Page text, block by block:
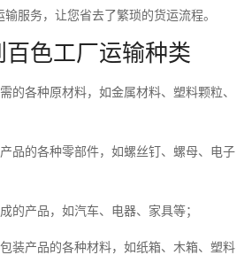
服务，让您省去了繁琐的货运流程。
色工厂运输种类
的各种原材料，如金属材料、塑料颗粒、
品的各种零部件，如螺丝钉、螺母、电子
的产品，如汽车、电器、家具等；
装产品的各种材料，如纸箱、木箱、塑料